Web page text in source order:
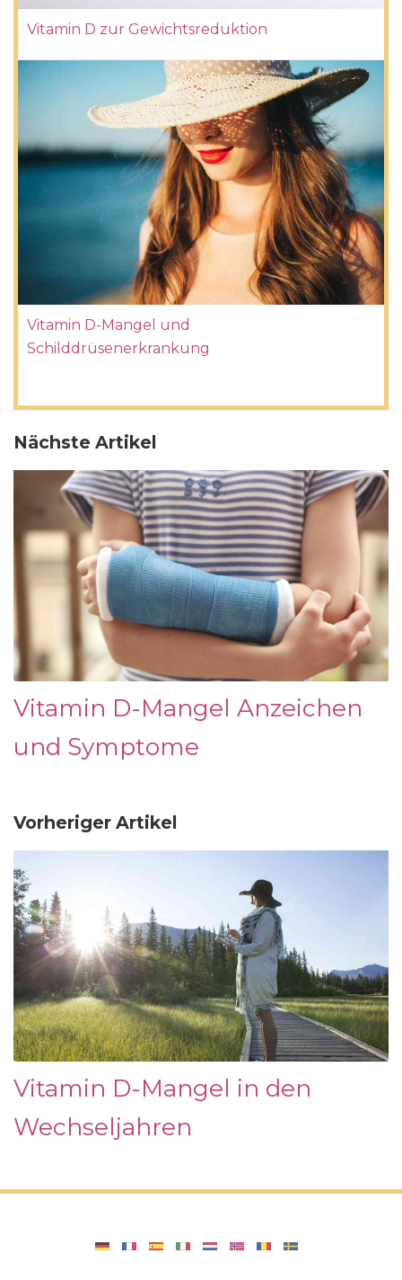
Vitamin D zur Gewichtsreduktion
Vitamin D-Mangel und
Schilddrüsenerkrankung
Nächste Artikel
Vitamin D-Mangel Anzeichen
und Symptome
Vorheriger Artikel
Vitamin D-Mangel in den
Wechseljahren